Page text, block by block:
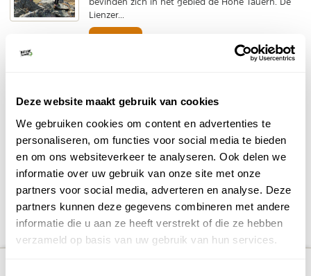
Deze website maakt gebruik van cookies
We gebruiken cookies om content en advertenties te
personaliseren, om functies voor social media te bieden
en om ons websiteverkeer te analyseren. Ook delen we
informatie over uw gebruik van onze site met onze
partners voor social media, adverteren en analyse. Deze
partners kunnen deze gegevens combineren met andere
informatie die u aan ze heeft verstrekt of die ze hebben
verzameld op basis van uw gebruik van hun services.
bevinden zich in het gebied de Hohe Tauern. De
Lienzer...
grootste ijskap van het vaste land van Europa. Je
de...
BEKIJK
Deel deze pagina! DELEN OP FACEBOOK
DELEN OP XDELEN VIA DE MAILDELEN OP PINTEREST
DELEN OP